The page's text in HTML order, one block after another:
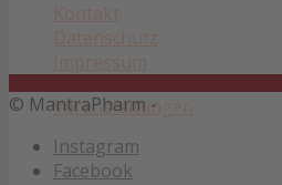
Veranstaltungen
Kontakt
Datenschutz
Impressum
© MantraPharm - powered by
Instagram
Facebook